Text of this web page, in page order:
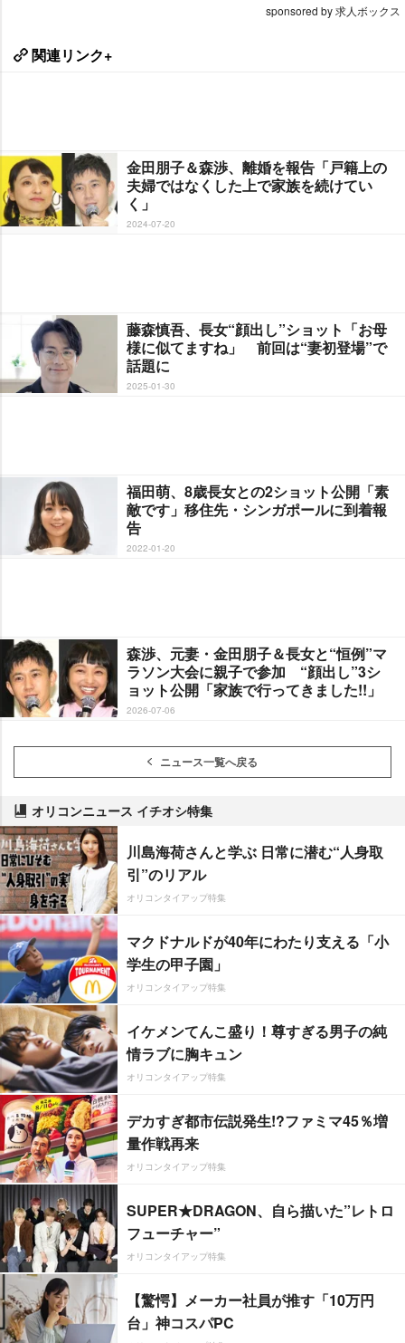
sponsored by 求人ボックス
関連リンク+
金田朋子＆森渉、離婚を報告「戸籍上の
夫婦ではなくした上で家族を続けてい
く」
2024-07-20
藤森慎吾、長女“顔出し”ショット「お母
様に似てますね」 前回は“妻初登場”で
話題に
2025-01-30
福田萌、8歳長女との2ショット公開「素
敵です」移住先・シンガポールに到着報
告
2022-01-20
森渉、元妻・金田朋子＆長女と“恒例”マ
ラソン大会に親子で参加 “顔出し”3シ
ョット公開「家族で行ってきました!!」
2026-07-06
ニュース一覧へ戻る
オリコンニュース イチオシ特集
川島海荷さんと学ぶ 日常に潜む“人身取
引”のリアル
オリコンタイアップ特集
マクドナルドが40年にわたり支える「小
学生の甲子園」
オリコンタイアップ特集
イケメンてんこ盛り！尊すぎる男子の純
情ラブに胸キュン
オリコンタイアップ特集
デカすぎ都市伝説発生!?ファミマ45％増
量作戦再来
オリコンタイアップ特集
SUPER★DRAGON、自ら描いた”レトロ
フューチャー”
オリコンタイアップ特集
【驚愕】メーカー社員が推す「10万円
台」神コスパPC